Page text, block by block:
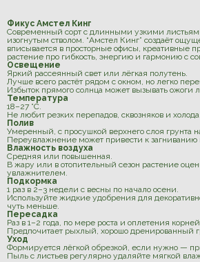
Фикус Амстел Кинг
Современный сорт с длинными узкими
изогнутым стволом. “Амстел Кинг” создаёт
вписывается в просторные офисы, креативные
растение про гибкость, энергию и гармонию с
Освещение
Яркий рассеянный свет или лёгкая полутень.
Лучше всего растёт рядом с окном, но легко
Избыток прямого солнца может вызывать ожоги
Температура
18–27 °C.
Не любит резких перепадов, сквозняков и
Полив
Умеренный, с просушкой верхнего слоя грунта
Переувлажнение может привести к загниванию
Влажность воздуха
Средняя или повышенная.
В жару или в отопительный сезон растение
увлажнителем.
Подкормка
1 раз в 2–3 недели с весны по начало осени.
Используйте жидкие удобрения для
чуть меньше.
Пересадка
Раз в 1–2 года, по мере роста и оплетения
Предпочитает рыхлый, хорошо дренированный
Уход
Формируется лёгкой обрезкой, если нужно —
Пыль с листьев регулярно удаляйте мягкой